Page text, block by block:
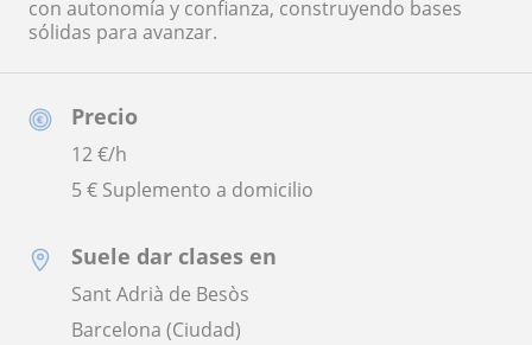
Precio
12€/h
5 € Suplemento a domicilio
Suele dar clases en
Sant Adrià de Besòs
Barcelona (Ciudad)
con autonomía y confianza, construyendo bases
sólidas para avanzar.